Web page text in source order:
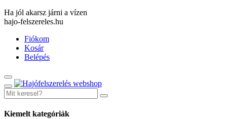
Ha jól akarsz járni a vízen
hajo-felszereles.hu
Fiókom
Kosár
Belépés
Kiemelt kategóriák